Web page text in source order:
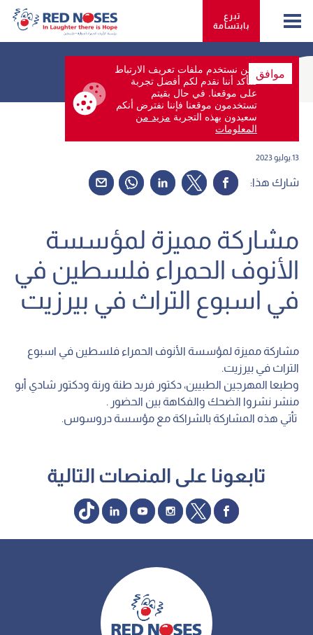
تبرع
بابتسامة
13.يوليو 2023
شارك هذا:
مشاركة مميزة لمؤسسة
الأنوف الحمراء فلسطين في
في اسبوع التراث في بيرزيت
مشاركة مميزة لمؤسسة الأنوف الحمراء فلسطين في اسبوع
التراث في بيرزيت.
وطبعا المهرجين الطبيين، دكتور فريد طنة ورنة ودكتور شادي أبو
منشر نشروا الضحك والفكاهة بين الحضور .
تأتي هذه المشاركة بالشراكة مع مؤسسة دروسوس.
تابعونا على المنصات التالية
نحن نستخدم ملفات تعريف الارتباط
لنتأكد أننا نقدم لكم أفضل تجربة
على موقعنا. في حال بقيتم
تستخدمون موقعنا فإننا نفترض أنكم
سعيدون بهذه التجربة مزيد من
المعلومات
موافق